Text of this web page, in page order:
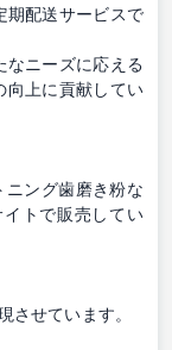
期配送サービスで
なニーズに応える
向上に貢献してい
ニング歯磨き粉な
トで販売してい
させています。